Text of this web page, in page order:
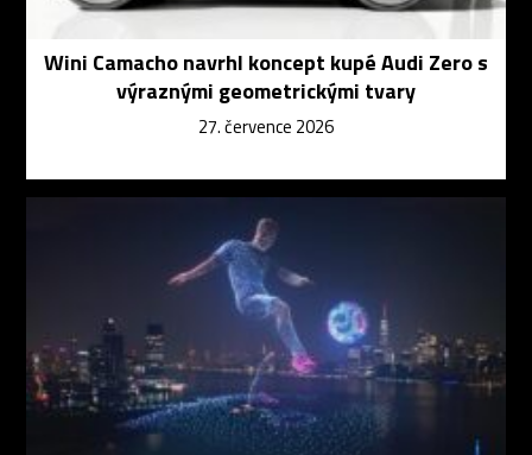
Wini Camacho navrhl koncept kupé Audi Zero s
výraznými geometrickými tvary
27. července 2026